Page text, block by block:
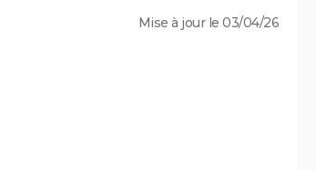
Mise à jour le 03/04/26